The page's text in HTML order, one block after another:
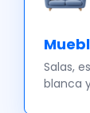
Salas,
blanca